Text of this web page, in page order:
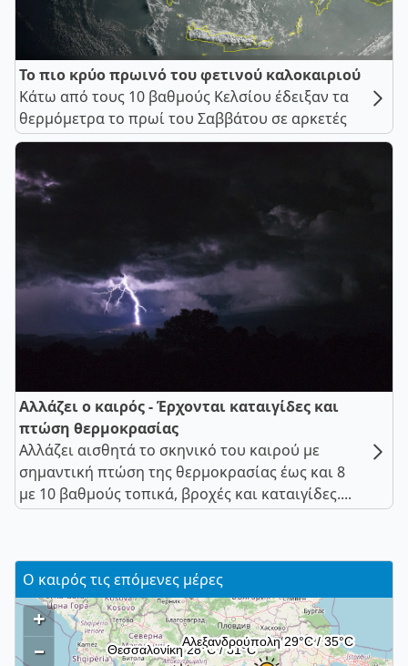
Το πιο κρύο πρωινό του φετινού καλοκαιριού
Κάτω από τους 10 βαθμούς Κελσίου έδειξαν τα
θερμόμετρα το πρωί του Σαββάτου σε αρκετές
Αλλάζει ο καιρός - Έρχονται καταιγίδες και
πτώση θερμοκρασίας
Αλλάζει αισθητά το σκηνικό του καιρού με
σημαντική πτώση της θερμοκρασίας έως και 8
με 10 βαθμούς τοπικά, βροχές και καταιγίδες....
Ο καιρός τις επόμενες μέρες
+
–